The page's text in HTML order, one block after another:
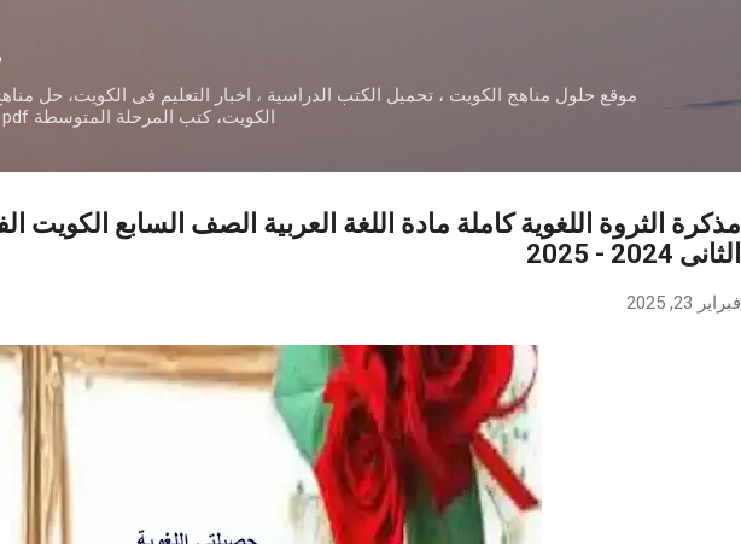
موقع حلول مناهج الكويت ، تحميل الكتب الدراسية ، اخبار التعليم فى الكويت، حل
الكويت، كتب المرحلة المتوسطة pdf الكويت، تحميل أدلة المعلمpdf
مذكرة الثروة اللغوية كاملة مادة اللغة العربية الصف السابع الكويت
الثانى 2024 - 2025
فبراير 23, 2025